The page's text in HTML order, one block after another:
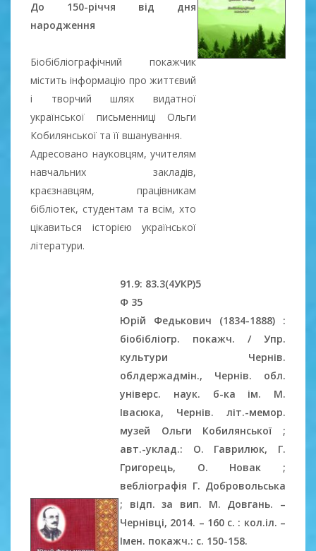
До 150-річчя від дня
народження
Біобібліографічний покажчик
містить інформацію про життєвий
і творчий шлях видатної
української письменниці Ольги
Кобилянської та її вшанування.
Адресовано науковцям, учителям
навчальних закладів,
краєзнавцям, працівникам
бібліотек, студентам та всім, хто
цікавиться історією української
літератури.
91.9: 83.3(4УКР)5
Ф 35
Юрій Федькович (1834-1888) :
біобібліогр. покажч. / Упр.
культури Чернів.
облдержадмін., Чернів. обл.
універс. наук. б-ка ім. М.
Івасюка, Чернів. літ.-мемор.
музей Ольги Кобилянської ;
авт.-уклад.: О. Гаврилюк, Г.
Григорець, О. Новак ;
вебліографія Г. Добровольська
; відп. за вип. М. Довгань. –
Чернівці, 2014. – 160 с. : кол.іл. –
Імен. покажч.: с. 150-158.